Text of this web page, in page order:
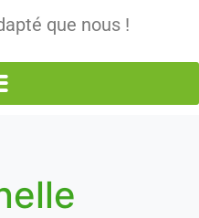
que nous !